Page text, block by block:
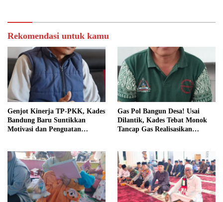
Rekomendasi untuk kamu
Genjot Kinerja TP-PKK, Kades
Bandung Baru Suntikkan
Motivasi dan Penguatan
Gas Pol Bangun Desa! Usai
Dilantik, Kades Tebat Monok
Tancap Gas Realisasikan